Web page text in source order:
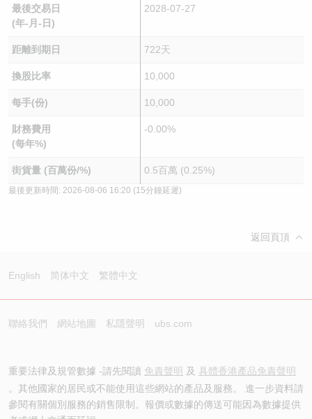
最後交易日
(年-月-日)
2028-07-27
距離到期日 722天
換股比率 10,000
每手(份) 10,000
財務費用
(每年%)
-0.00%
街貨量 (百萬份/%) 0.5百萬 (0.25%)
最後更新時間: 2026-08-06 16:20 (15分鐘延遲)
返回頁頂
English 简体中文 繁體中文
聯絡我們 網站地圖 私隱聲明 ubs.com
重要法律及規管數據 -請先閱讀 免責聲明 及 具體香港產品免責聲明
。其他國家的居民或不能使用這些網站的產品及服務。 進一步資料請
參閱有關個別服務的銷售限制。報價或數據的傳送可能因為數據提供